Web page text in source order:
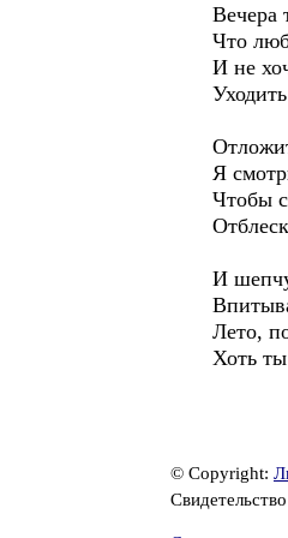
Вечера
Что
И не
Я
Чтобы
И
Лето,
Хоть
© Copyright: